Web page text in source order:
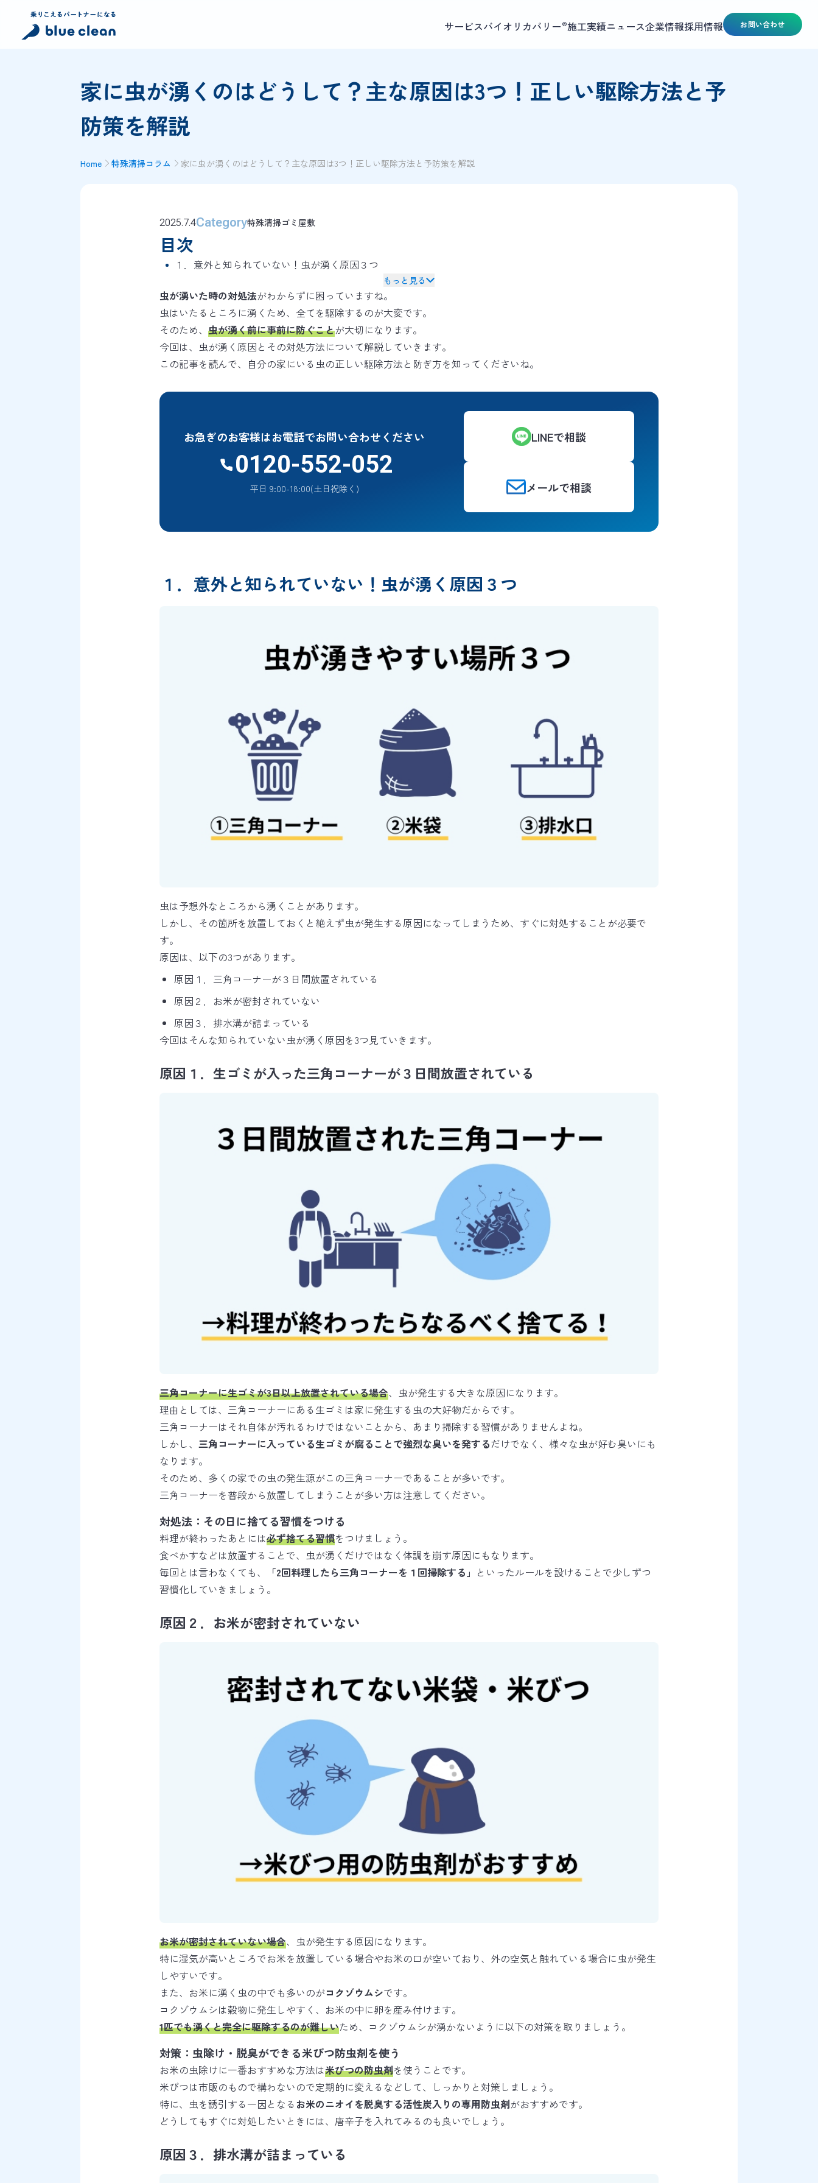
サービスバイオリカバリー ®施工実績ニュース企業情報採用情報 お問い合わせ
家に虫が湧くのはどうして？主な原因は3つ！正しい駆除方法と予
防策を解説
Home 特殊清掃コラム 家に虫が湧くのはどうして？主な原因は3つ！正しい駆除方法と予防策を解説
2025.7.4Category特殊清掃ゴミ屋敷
目次
１．意外と知られていない！虫が湧く原因３つ
もっと見る
虫が湧いた時の対処法がわからずに困っていますね。
虫はいたるところに湧くため、全てを駆除するのが大変です。
そのため、 虫が湧く前に事前に防ぐことが大切になります。
今回は、虫が湧く原因とその対処方法について解説していきます。
この記事を読んで、自分の家にいる虫の正しい駆除方法と防ぎ方を知ってくださいね。
お急ぎのお客様はお電話でお問い合わせください
0120-552-052
平日 9:00-18:00(土日祝除く)
LINEで相談
メールで相談
１．意外と知られていない！虫が湧く原因３つ
虫は予想外なところから湧くことがあります。
しかし、その箇所を放置しておくと絶えず虫が発生する原因になってしまうため、すぐに対処することが必要で
す。
原因は、以下の3つがあります。
原因１．三角コーナーが３日間放置されている
原因２．お米が密封されていない
原因３．排水溝が詰まっている
今回はそんな知られていない虫が湧く原因を3つ見ていきます。
原因１．生ゴミが入った三角コーナーが３日間放置されている
三角コーナーに生ゴミが3日以上放置されている場合、虫が発生する大きな原因になります。
理由としては、三角コーナーにある生ゴミは家に発生する虫の大好物だからです。
三角コーナーはそれ自体が汚れるわけではないことから、あまり掃除する習慣がありませんよね。
しかし、 三角コーナーに入っている生ゴミが腐ることで強烈な臭いを発するだけでなく、様々な虫が好む臭いにも
なります。
そのため、多くの家での虫の発生源がこの三角コーナーであることが多いです。
三角コーナーを普段から放置してしまうことが多い方は注意してください。
対処法：その日に捨てる習慣をつける
料理が終わったあとには必ず捨てる習慣をつけましょう。
食べかすなどは放置することで、虫が湧くだけではなく体調を崩す原因にもなります。
毎回とは言わなくても、
「2回料理したら三角コーナーを１回掃除する」 といったルールを設けることで少しずつ
習慣化していきましょう。
原因２．お米が密封されていない
お米が密封されていない場合、虫が発生する原因になります。
特に湿気が高いところでお米を放置している場合やお米の口が空いており、外の空気と触れている場合に虫が発生
しやすいです。
また、お米に湧く虫の中でも多いのがコクゾウムシです。
コクゾウムシは穀物に発生しやすく、お米の中に卵を産み付けます。
1匹でも湧くと完全に駆除するのが難しいため、コクゾウムシが湧かないように以下の対策を取りましょう。
対策：虫除け・脱臭ができる米びつ防虫剤を使う
お米の虫除けに一番おすすめな方法は米びつの防虫剤を使うことです。
米びつは市販のもので構わないので定期的に変えるなどして、しっかりと対策しましょう。
特に、虫を誘引する一因となるお米のニオイを脱臭する活性炭入りの専用防虫剤がおすすめです。
どうしてもすぐに対処したいときには、唐辛子を入れてみるのも良いでしょう。
原因３．排水溝が詰まっている